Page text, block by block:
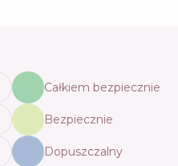
Całkiem bezpiecznie
Bezpiecznie
Dopuszczalny